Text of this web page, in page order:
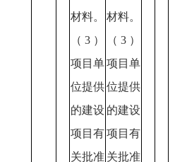
材料。
（3）
项目单
位提供
的建设
项目有
关批准
材料。
（3）
项目单
位提供
的建设
项目有
关批准